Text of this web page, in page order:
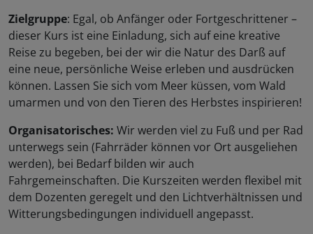
Zielgruppe: Egal, ob Anfänger oder Fortgeschrittener –
dieser Kurs ist eine Einladung, sich auf eine kreative
Reise zu begeben, bei der wir die Natur des Darß auf
eine neue, persönliche Weise erleben und ausdrücken
können. Lassen Sie sich vom Meer küssen, vom Wald
umarmen und von den Tieren des Herbstes inspirieren!
Organisatorisches: Wir werden viel zu Fuß und per Rad
unterwegs sein (Fahrräder können vor Ort ausgeliehen
werden), bei Bedarf bilden wir auch
Fahrgemeinschaften. Die Kurszeiten werden flexibel mit
dem Dozenten geregelt und den Lichtverhältnissen und
Witterungsbedingungen individuell angepasst.